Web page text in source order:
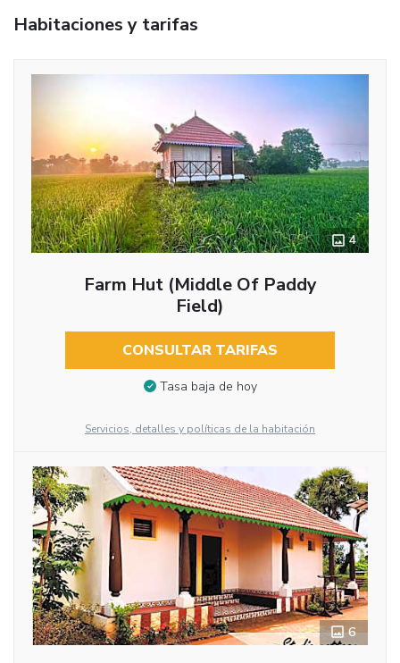
Habitaciones y tarifas
4
Farm Hut (Middle Of Paddy
Field)
CONSULTAR TARIFAS
Tasa baja de hoy
Servicios, detalles y políticas de la habitación
6